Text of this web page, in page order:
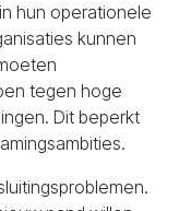
hun operationele
kunnen
tegen hoge
Dit beperkt